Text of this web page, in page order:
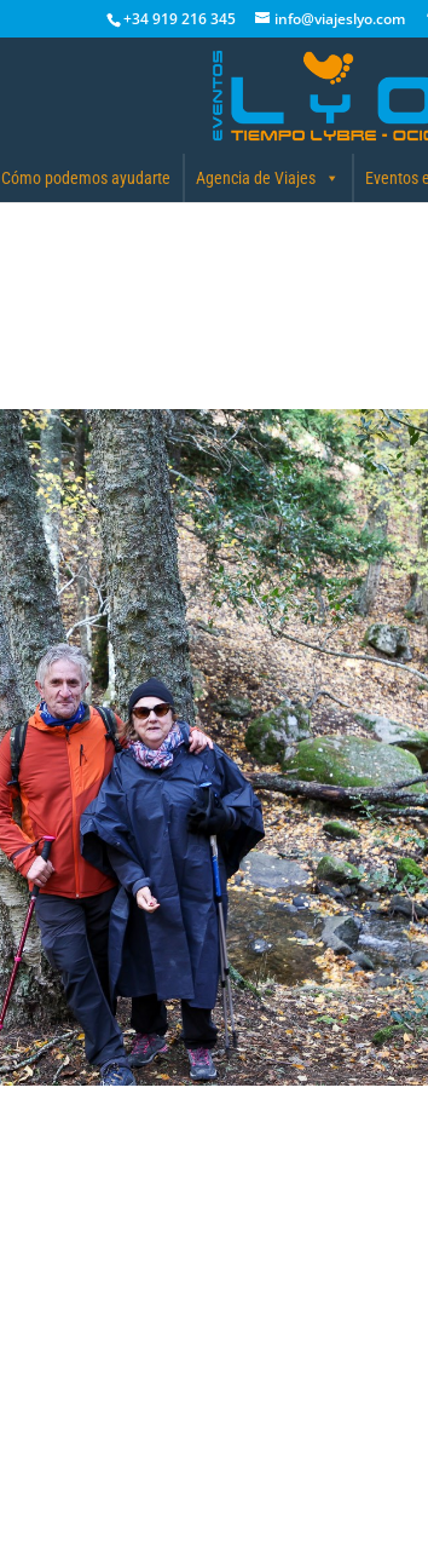
+34 919 216 345 info@viajeslyo.com
Cómo podemos ayudarte Agencia de Viajes Eventos